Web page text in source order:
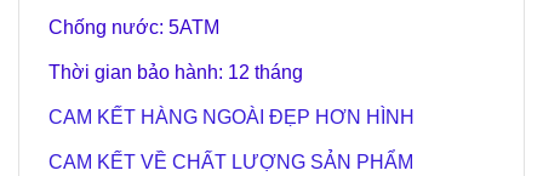
Chống nước: 5ATM
Thời gian bảo hành: 12 tháng
CAM KẾT HÀNG NGOÀI ĐẸP HƠN HÌNH
CAM KẾT VỀ CHẤT LƯỢNG SẢN PHẨM